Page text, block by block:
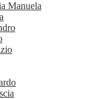
Manuela